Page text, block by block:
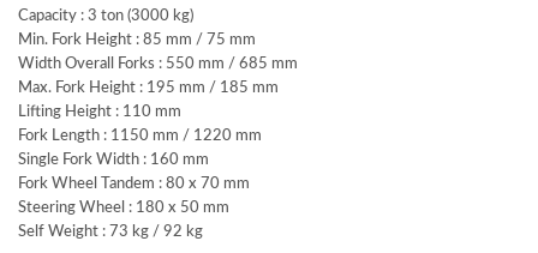
Capacity : 3 ton (3000 kg)
Min. Fork Height : 85 mm / 75 mm
Width Overall Forks : 550 mm / 685 mm
Max. Fork Height : 195 mm / 185 mm
Lifting Height : 110 mm
Fork Length : 1150 mm / 1220 mm
Single Fork Width : 160 mm
Fork Wheel Tandem : 80 x 70 mm
Steering Wheel : 180 x 50 mm
Self Weight : 73 kg / 92 kg